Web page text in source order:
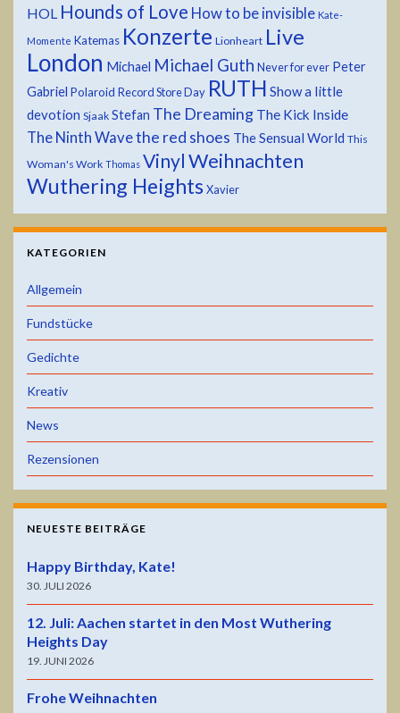
HOL Hounds of Love How to be invisible Kate-
Momente Katemas Konzerte Lionheart Live
London Michael Michael Guth Never for ever Peter
Gabriel Polaroid Record Store Day RUTH Show a little
devotion Sjaak Stefan The Dreaming The Kick Inside
The Ninth Wavethe red shoes The Sensual World This
Woman's Work Thomas VinylWeihnachten
Wuthering Heights Xavier
KATEGORIEN
Allgemein
Fundstücke
Gedichte
Kreativ
News
Rezensionen
NEUESTE BEITRÄGE
Happy Birthday, Kate!
30. JULI 2026
12. Juli: Aachen startet in den Most Wuthering
Heights Day
19. JUNI 2026
Frohe Weihnachten